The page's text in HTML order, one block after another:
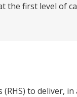
the first level of
to deliver, in